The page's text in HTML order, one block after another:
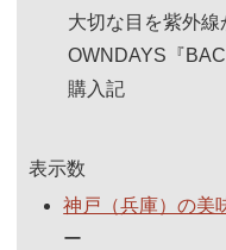
大切な目を紫外線
OWNDAYS『
購入記
表示数
神戸（兵庫）の美
ー